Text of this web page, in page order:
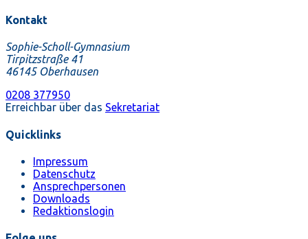
Kontakt
Sophie-Scholl-Gymnasium
Tirpitzstraße 41
46145 Oberhausen
0208 377950
Erreichbar über das Sekretariat
Quicklinks
Impressum
Datenschutz
Ansprechpersonen
Downloads
Redaktionslogin